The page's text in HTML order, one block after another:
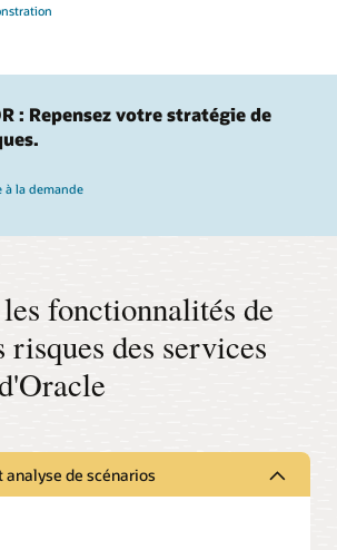
: Repensez votre stratégie de
à la demande
fonctionnalités de
risques des services
analyse de scénarios